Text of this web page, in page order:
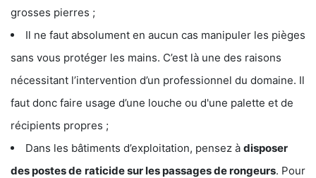
grosses pierres ;
Il ne faut absolument en aucun cas manipuler les pièges
sans vous protéger les mains. C’est là une des raisons
nécessitant l’intervention d’un professionnel du domaine. Il
faut donc faire usage d’une louche ou d'une palette et de
récipients propres ;
Dans les bâtiments d’exploitation, pensez à disposer
des postes de raticide sur les passages de rongeurs. Pour